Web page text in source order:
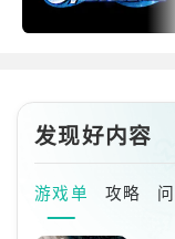
发现好内容
游戏单 攻略